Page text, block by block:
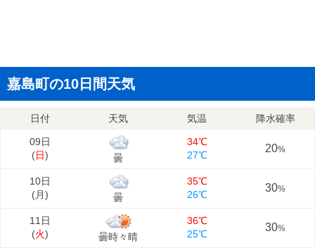
嘉島町の10日間天気
日付 天気 気温 降水確率
09日
(日) 曇
34℃
27℃
20%
10日
(月) 曇
35℃
26℃
30%
11日
(火) 曇時々晴
36℃
25℃
30%